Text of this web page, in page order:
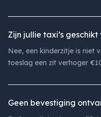
Zijn jullie taxi’s
Nee, een kinderzitje is niet
toeslag een zit verhoger
Geen bevestiging